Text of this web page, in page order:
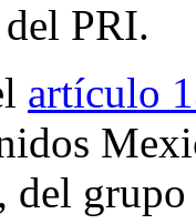
PRI.
artículo
del